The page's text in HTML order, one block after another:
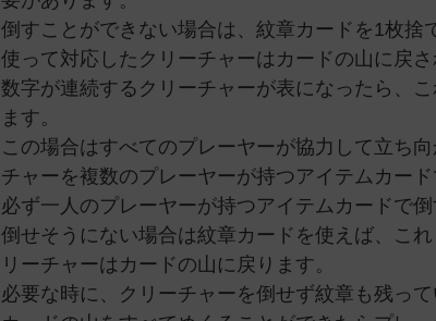
倒すことができない場合は、紋章カードを1枚捨
使って対応したクリーチャーはカードの山に戻さ
数字が連続するクリーチャーが表になったら、
ます。
この場合はすべてのプレーヤーが協力して立ち
チャーを複数のプレーヤーが持つアイテムカード
必ず一人のプレーヤーが持つアイテムカードで倒
倒せそうにない場合は紋章カードを使えば、こ
リーチャーはカードの山に戻ります。
必要な時に、クリーチャーを倒せず紋章も残っ